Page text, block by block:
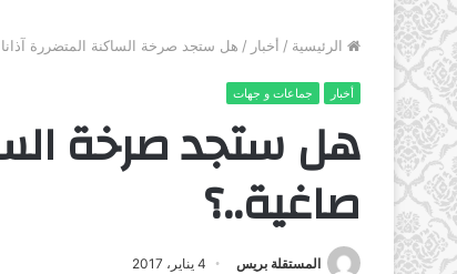
الرئيسية / أخبار / هل ستجد صرخة الساكنة المتضررة
أخبار جماعات و جهات
هل ستجد صرخة
صاغية..؟
المستقلة بريس 4 يناير، 2017